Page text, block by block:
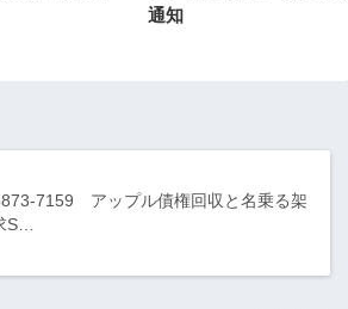
通知
7159 アップル債権回収と名乗る架
S…